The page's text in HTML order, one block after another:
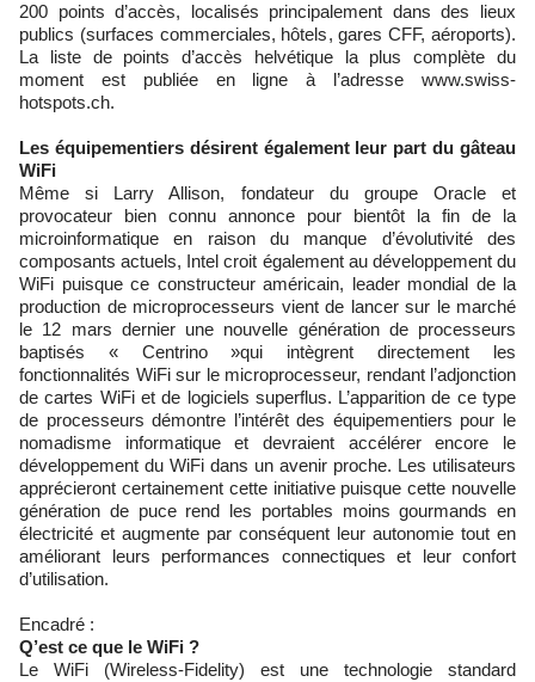
200 points d’accès, localisés principalement dans des lieux
publics (surfaces commerciales, hôtels, gares CFF, aéroports).
La liste de points d’accès helvétique la plus complète du
moment est publiée en ligne à l’adresse www.swiss-
hotspots.ch.
Les équipementiers désirent également leur part du gâteau
WiFi
Même si Larry Allison, fondateur du groupe Oracle et
provocateur bien connu annonce pour bientôt la fin de la
microinformatique en raison du manque d’évolutivité des
composants actuels, Intel croit également au développement du
WiFi puisque ce constructeur américain, leader mondial de la
production de microprocesseurs vient de lancer sur le marché
le 12 mars dernier une nouvelle génération de processeurs
baptisés « Centrino »qui intègrent directement les
fonctionnalités WiFi sur le microprocesseur, rendant l’adjonction
de cartes WiFi et de logiciels superflus. L’apparition de ce type
de processeurs démontre l’intérêt des équipementiers pour le
nomadisme informatique et devraient accélérer encore le
développement du WiFi dans un avenir proche. Les utilisateurs
apprécieront certainement cette initiative puisque cette nouvelle
génération de puce rend les portables moins gourmands en
électricité et augmente par conséquent leur autonomie tout en
améliorant leurs performances connectiques et leur confort
d’utilisation.
Encadré :
Q’est ce que le WiFi ?
Le WiFi (Wireless-Fidelity) est une technologie standard